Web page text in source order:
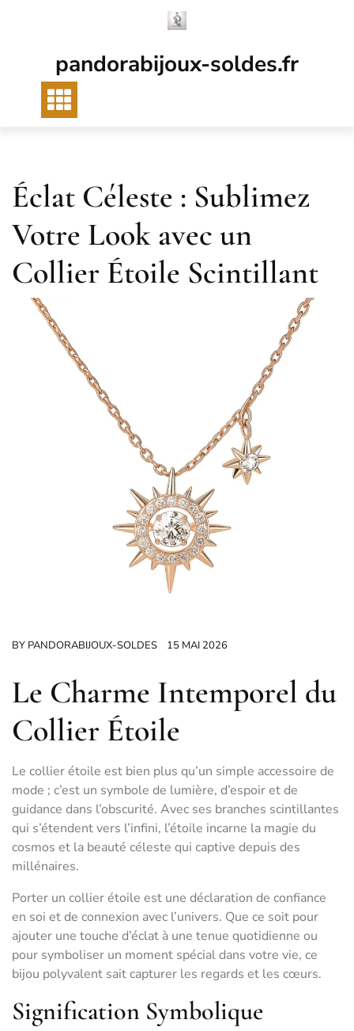
pandorabijoux-soldes.fr
Éclat Céleste : Sublimez
Votre Look avec un
Collier Étoile Scintillant
BY PANDORABIJOUX-SOLDES 15 MAI 2026
Le Charme Intemporel du
Collier Étoile
Le collier étoile est bien plus qu’un simple accessoire de
mode ; c’est un symbole de lumière, d’espoir et de
guidance dans l’obscurité. Avec ses branches scintillantes
qui s’étendent vers l’infini, l’étoile incarne la magie du
cosmos et la beauté céleste qui captive depuis des
millénaires.
Porter un collier étoile est une déclaration de confiance
en soi et de connexion avec l’univers. Que ce soit pour
ajouter une touche d’éclat à une tenue quotidienne ou
pour symboliser un moment spécial dans votre vie, ce
bijou polyvalent sait capturer les regards et les cœurs.
Signification Symbolique